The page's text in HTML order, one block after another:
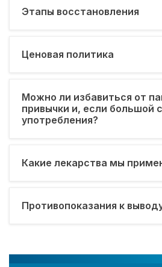
Этапы восстановления
Ценовая политика
Можно ли избавиться от
привычки и, если большой
употребления?
Какие лекарства мы
Противопоказания к